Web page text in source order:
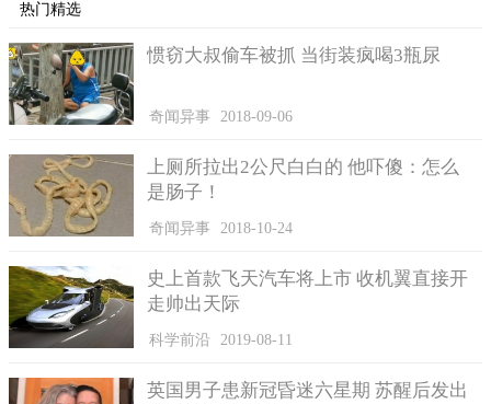
热门精选
惯窃大叔偷车被抓 当街装疯喝3瓶尿
奇闻异事 2018-09-06
上厕所拉出2公尺白白的 他吓傻：怎么
是肠子！
奇闻异事 2018-10-24
史上首款飞天汽车将上市 收机翼直接开
走帅出天际
科学前沿 2019-08-11
英国男子患新冠昏迷六星期 苏醒后发出